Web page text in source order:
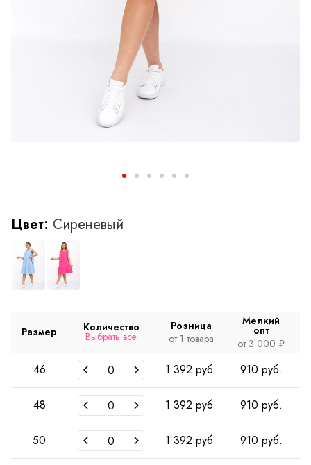
Цвет: Сиреневый
Размер Количество
Выбрать все
Розница
от 1 товара
Мелкий
опт
от 3 000 ₽
46 1 392 руб. 910 руб.
48 1 392 руб. 910 руб.
50 1 392 руб. 910 руб.